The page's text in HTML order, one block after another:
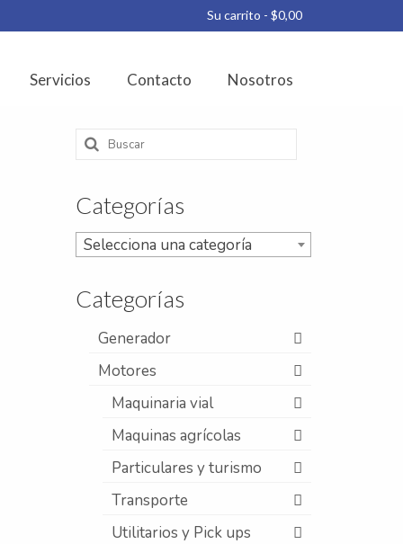
Su carrito - $0,00
Servicios Contacto Nosotros
Buscar
por:
Categorías
Selecciona una categoría
Categorías
Generador
Motores
Maquinaria vial
Maquinas agrícolas
Particulares y turismo
Transporte
Utilitarios y Pick ups